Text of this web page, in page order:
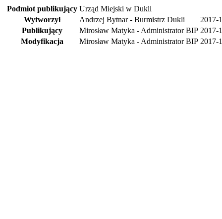
Podmiot publikujący Urząd Miejski w Dukli
Wytworzył
Andrzej Bytnar - Burmistrz Dukli
2017-
Publikujący
Mirosław Matyka - Administrator BIP 2017-
Modyfikacja
Mirosław Matyka - Administrator BIP 2017-